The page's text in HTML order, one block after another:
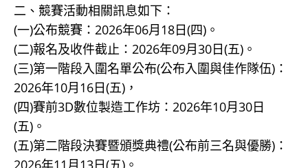
二、競賽活動相關訊息如下：
(一)公布競賽：2026年06月18日(四)。
(二)報名及收件截止：2026年09月30日(五)。
(三)第一階段入圍名單公布(公布入圍與佳作隊伍)：
2026年10月16日(五)，
(四)賽前3D數位製造工作坊：2026年10月30日
(五)。
(五)第二階段決賽暨頒獎典禮(公布前三名與優勝)：
2026年11月13日(五)。